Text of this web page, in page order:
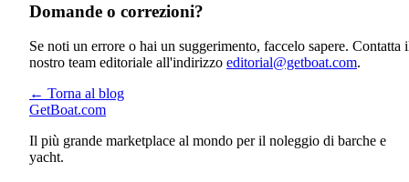
Domande o correzioni?
Se noti un errore o hai un suggerimento, faccelo sapere. Contatta
nostro team editoriale all'indirizzo editorial@getboat.com.
← Torna al blog
GetBoat.com
Il più grande marketplace al mondo per il noleggio di barche e
yacht.